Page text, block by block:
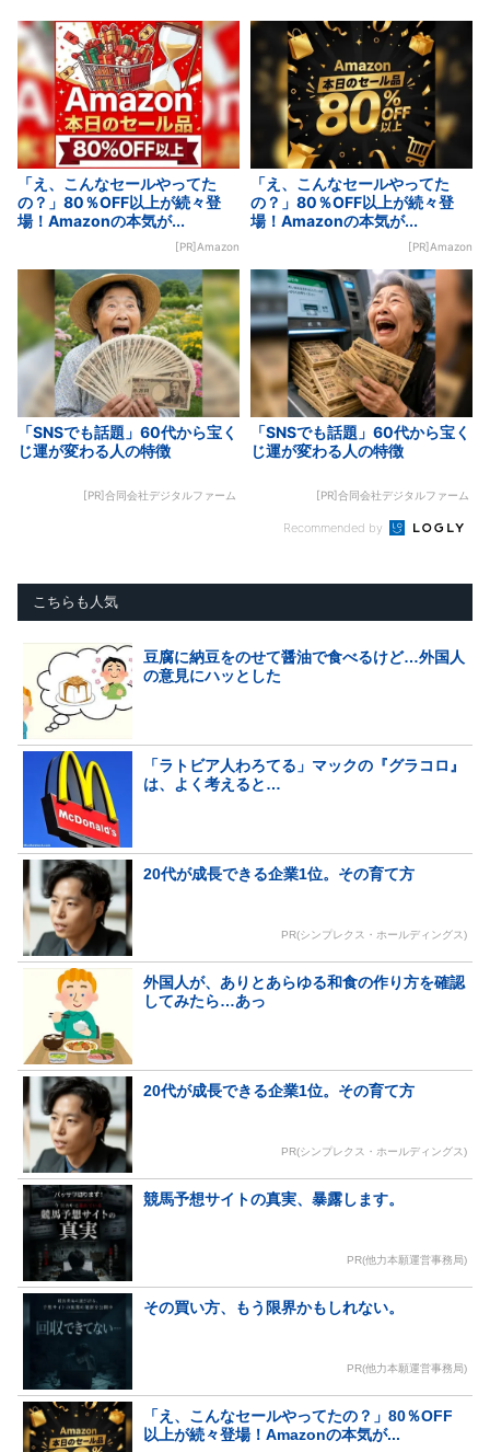
「え、こんなセールやってた
の？」80％OFF以上が続々登
場！Amazonの本気が...
[PR]Amazon
「え、こんなセールやってた
の？」80％OFF以上が続々登
場！Amazonの本気が...
[PR]Amazon
「SNSでも話題」60代から宝く
じ運が変わる人の特徴
[PR]合同会社デジタルファーム
「SNSでも話題」60代から宝く
じ運が変わる人の特徴
[PR]合同会社デジタルファーム
Recommended by
こちらも人気
豆腐に納豆をのせて醤油で食べるけど…外国人
の意見にハッとした
「ラトビア人わろてる」マックの『グラコロ』
は、よく考えると…
20代が成長できる企業1位。その育て方
PR(シンプレクス・ホールディングス)
外国人が、ありとあらゆる和食の作り方を確認
してみたら…あっ
20代が成長できる企業1位。その育て方
PR(シンプレクス・ホールディングス)
競馬予想サイトの真実、暴露します。
PR(他力本願運営事務局)
その買い方、もう限界かもしれない。
PR(他力本願運営事務局)
「え、こんなセールやってたの？」80％OFF
以上が続々登場！Amazonの本気が...